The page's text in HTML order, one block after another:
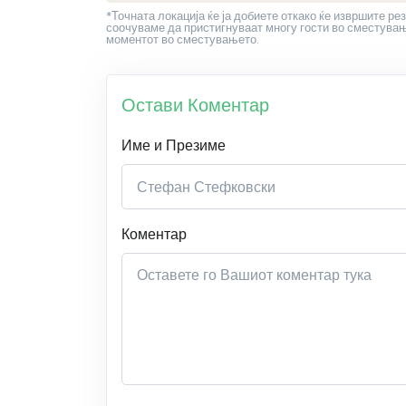
*Точната локација ќе ја добиете откако ќе извршите
соочуваме да пристигнуваат многу гости во
моментот во сместувањето.
Остави Коментар
Име и Презиме
Коментар